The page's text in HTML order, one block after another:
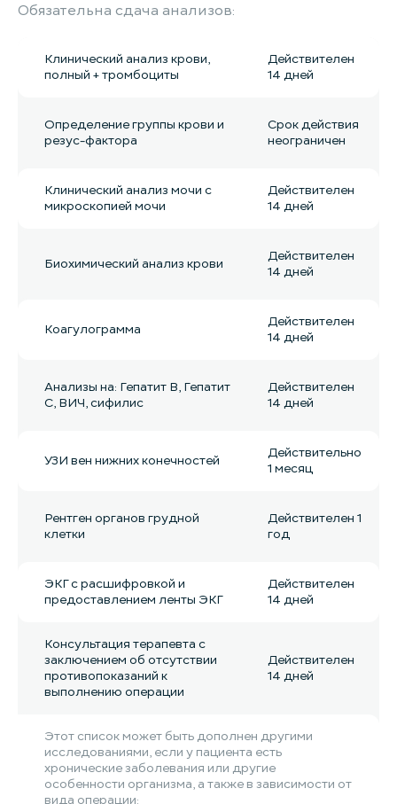
Обязательна сдача анализов:
Клинический анализ крови,
полный + тромбоциты
Действителен
14 дней
Определение группы крови и
резус-фактора
Срок действия
неограничен
Клинический анализ мочи с
микроскопией мочи
Действителен
14 дней
Биохимический анализ крови
Действителен
14 дней
Коагулограмма
Действителен
14 дней
Анализы на: Гепатит B, Гепатит
С, ВИЧ, сифилис
Действителен
14 дней
УЗИ вен нижних конечностей
Действительно
1 месяц
Рентген органов грудной
клетки
Действителен 1
год
ЭКГ с расшифровкой и
предоставлением ленты ЭКГ
Действителен
14 дней
Консультация терапевта с
заключением об отсутствии
противопоказаний к
выполнению операции
Действителен
14 дней
Этот список может быть дополнен другими
исследованиями, если у пациента есть
хронические заболевания или другие
особенности организма, а также в зависимости от
вида операции: